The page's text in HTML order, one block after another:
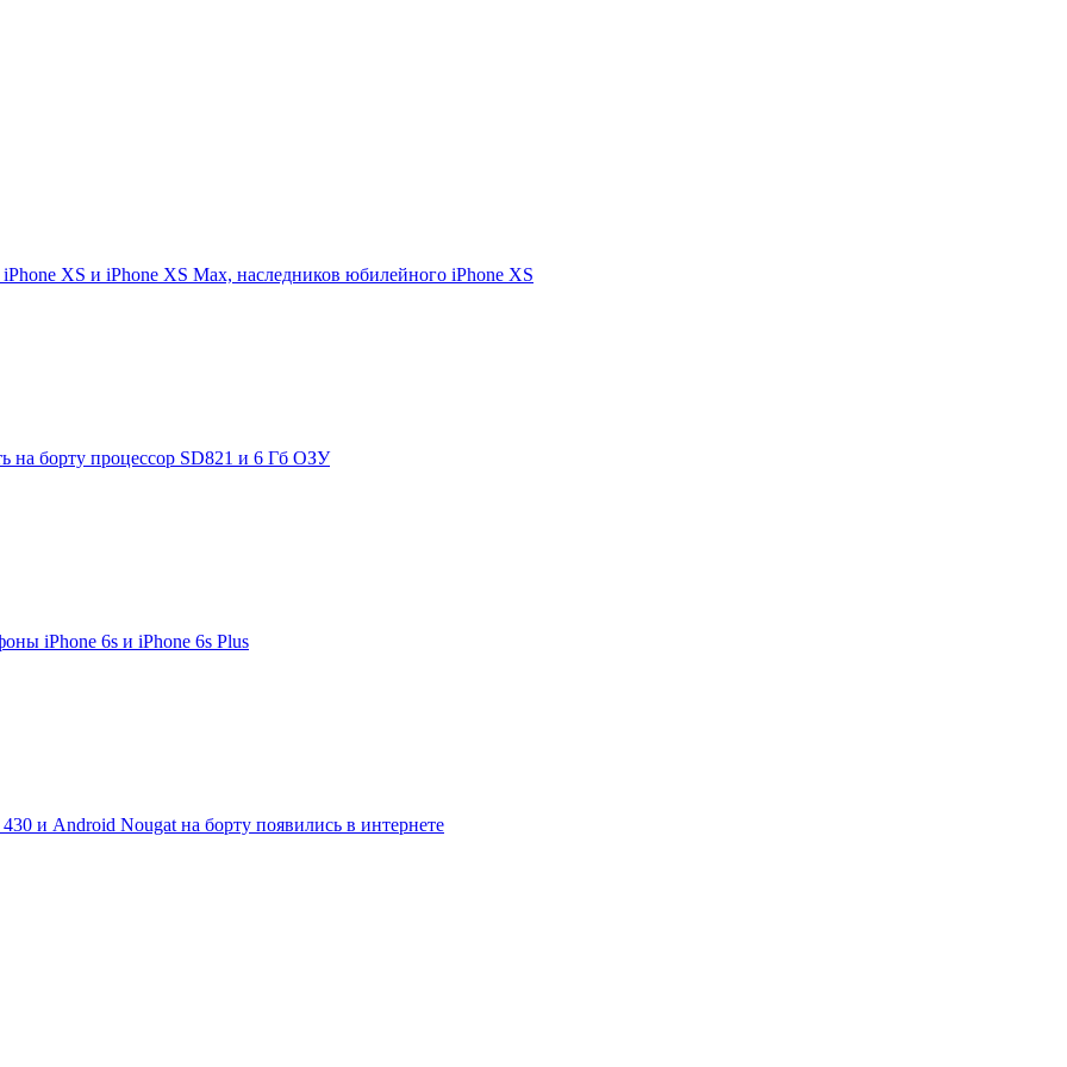
XS и iPhone XS Max, наследников юбилейного iPhone XS
на борту процессор SD821 и 6 Гб ОЗУ
iPhone 6s и iPhone 6s Plus
и Android Nougat на борту появились в интернете